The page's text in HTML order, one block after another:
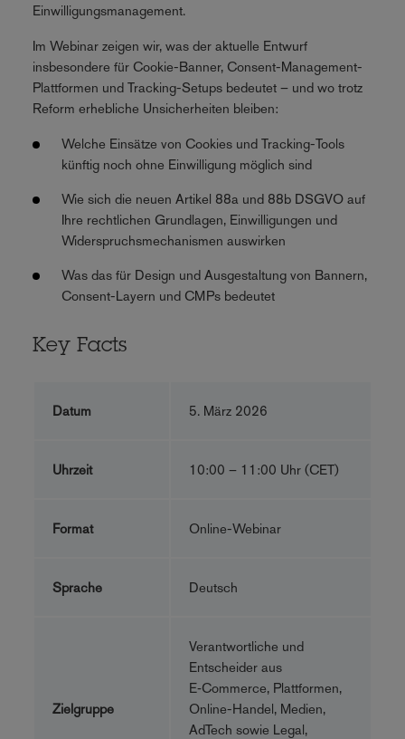
Einwilligungsmanagement.
Im Webinar zeigen wir, was der aktuelle Entwurf
insbesondere für Cookie-Banner, Consent-Management-
Plattformen und Tracking-Setups bedeutet – und wo trotz
Reform erhebliche Unsicherheiten bleiben:
Welche Einsätze von Cookies und Tracking-Tools
künftig noch ohne Einwilligung möglich sind
Wie sich die neuen Artikel 88a und 88b DSGVO auf
Ihre rechtlichen Grundlagen, Einwilligungen und
Widerspruchsmechanismen auswirken
Was das für Design und Ausgestaltung von Bannern,
Consent-Layern und CMPs bedeutet
Key Facts
Datum 5. März 2026
Uhrzeit 10:00 – 11:00 Uhr (CET)
Format Online-Webinar
Sprache Deutsch
Zielgruppe
Verantwortliche und
Entscheider aus
E‑Commerce, Plattformen,
Online-Handel, Medien,
AdTech sowie Legal,